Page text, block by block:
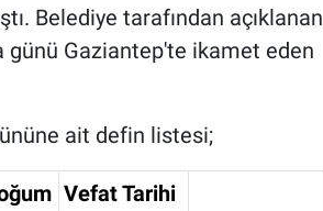
Belediye tarafından açıklanan
Gaziantep'te ikamet eden
ait defin listesi;
Vefat Tarihi